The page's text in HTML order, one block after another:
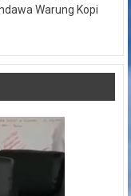
Warung Kopi